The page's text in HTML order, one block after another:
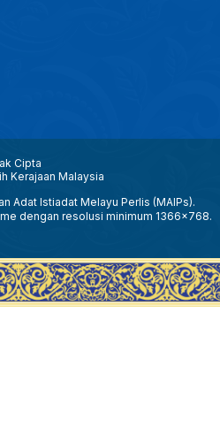
Cipta
Kerajaan Malaysia
Adat Istiadat Melayu Perlis (MAIPs).
dengan resolusi minimum 1366x768.